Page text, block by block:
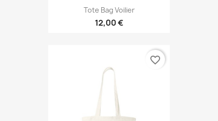
Tote Bag Voilier
12,00 €
favorite_border